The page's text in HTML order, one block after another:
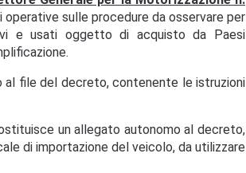
operative sulle procedure da osservare per
e usati oggetto di acquisto da Paesi
al file del decreto, contenente le istruzioni
un allegato autonomo al decreto,
di importazione del veicolo, da utilizzare